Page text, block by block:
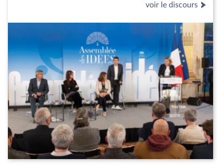
voir le discours